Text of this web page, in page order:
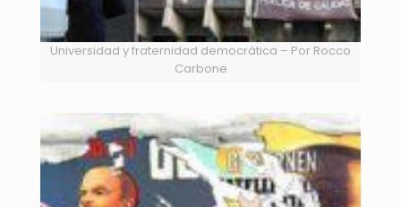
Universidad y fraternidad democrática – Por Rocco
Carbone